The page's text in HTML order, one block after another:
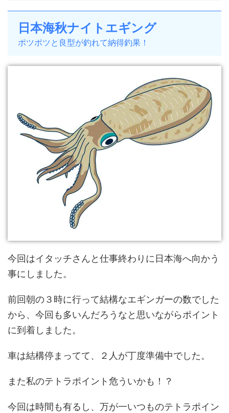
日本海秋ナイトエギング
ポツポツと良型が釣れて納得釣果！
今回はイタッチさんと仕事終わりに日本海へ向かう
事にしました。
前回朝の３時に行って結構なエギンガーの数でした
から、今回も多いんだろうなと思いながらポイント
に到着しました。
車は結構停まってて、２人が丁度準備中でした。
また私のテトラポイント危ういかも！？
今回は時間も有るし、万が一いつものテトラポイン